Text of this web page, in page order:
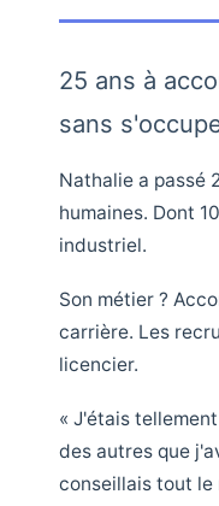
25 ans à
sans
Nathalie a passé
humaines. Dont
industriel.
Son métier ?
carrière. Les
licencier.
« J'étais
des autres que
conseillais tout le